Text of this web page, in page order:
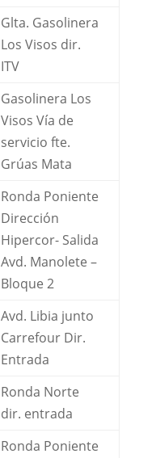
Glta. Gasolinera
Los Visos dir.
ITV
Gasolinera Los
Visos Vía de
servicio fte.
Grúas Mata
Ronda Poniente
Dirección
Hipercor- Salida
Avd. Manolete –
Bloque 2
Avd. Libia junto
Carrefour Dir.
Entrada
Ronda Norte
dir. entrada
Ronda Poniente